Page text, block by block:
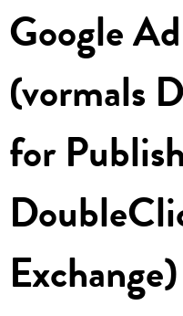
Google
(vormals
for
Exchange)